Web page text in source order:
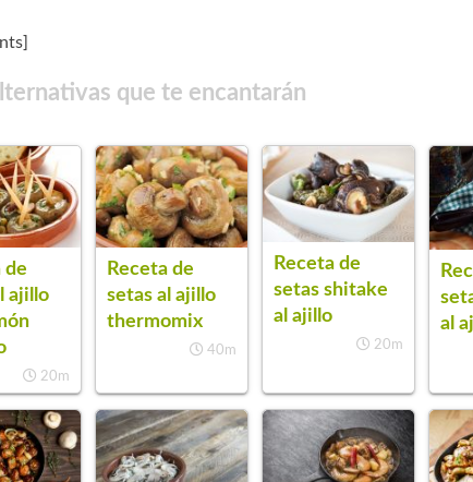
que te encantarán
de
ajillo
20m
Receta de
setas al ajillo
thermomix
40m
Receta de
setas shitake
al ajillo
20m
al